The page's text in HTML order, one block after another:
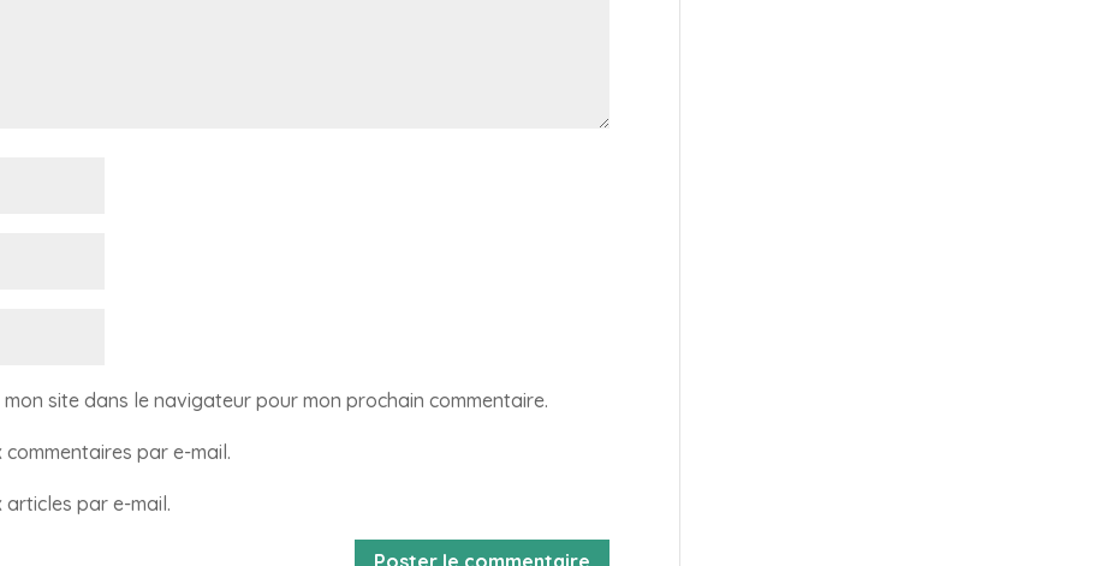
site dans le navigateur pour mon prochain commentaire.
par e-mail.
articles par e-mail.